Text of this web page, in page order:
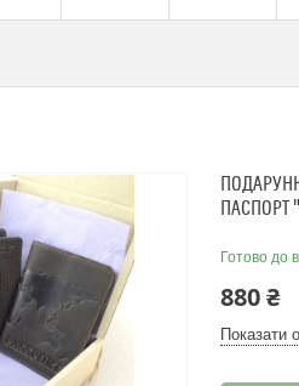
ПАСПОРТ
Готово до
880 ₴
Показати